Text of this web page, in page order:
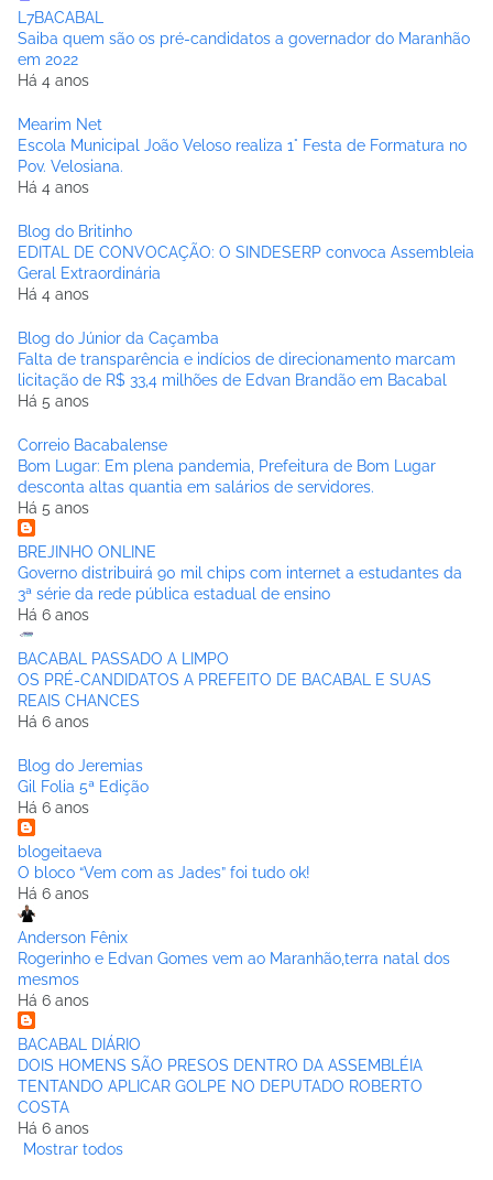
L7BACABAL
Saiba quem são os pré-candidatos a governador do Maranhão
em 2022
Há 4 anos
Mearim Net
Escola Municipal João Veloso realiza 1° Festa de Formatura no
Pov. Velosiana.
Há 4 anos
Blog do Britinho
EDITAL DE CONVOCAÇÃO: O SINDESERP convoca Assembleia
Geral Extraordinária
Há 4 anos
Blog do Júnior da Caçamba
Falta de transparência e indícios de direcionamento marcam
licitação de R$ 33,4 milhões de Edvan Brandão em Bacabal
Há 5 anos
Correio Bacabalense
Bom Lugar: Em plena pandemia, Prefeitura de Bom Lugar
desconta altas quantia em salários de servidores.
Há 5 anos
BREJINHO ONLINE
Governo distribuirá 90 mil chips com internet a estudantes da
3ª série da rede pública estadual de ensino
Há 6 anos
BACABAL PASSADO A LIMPO
OS PRÉ-CANDIDATOS A PREFEITO DE BACABAL E SUAS
REAIS CHANCES
Há 6 anos
Blog do Jeremias
Gil Folia 5ª Edição
Há 6 anos
blogeitaeva
O bloco “Vem com as Jades” foi tudo ok!
Há 6 anos
Anderson Fênix
Rogerinho e Edvan Gomes vem ao Maranhão,terra natal dos
mesmos
Há 6 anos
BACABAL DIÁRIO
DOIS HOMENS SÃO PRESOS DENTRO DA ASSEMBLÉIA
TENTANDO APLICAR GOLPE NO DEPUTADO ROBERTO
COSTA
Há 6 anos
Mostrar todos